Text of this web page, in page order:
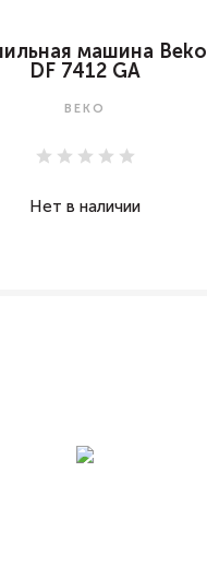
машина Beko
DF 7412 GA
BEKO
Нет в наличии